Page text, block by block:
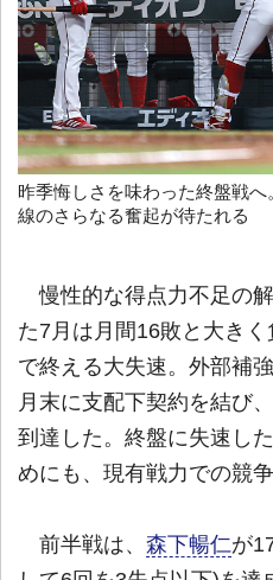
昨季悔しさを味わった終盤戦
線のさらなる奮起が待たれる
慢性的な得点力不足の
た7月は月間16敗と大き
で終える大失速。外部補
月末に支配下契約を結び
到達した。終盤に失速し
めにも、現有戦力での競
前半戦は、 森下暢仁が